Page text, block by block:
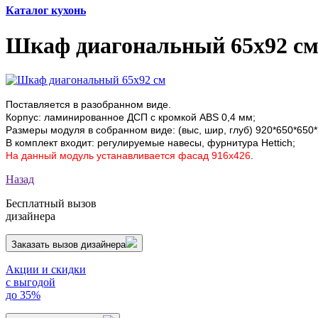
Каталог кухонь
Шкаф диагональный 65х92 см
Поставляется в разобранном виде.
Корпус: ламинированное ДСП с кромкой АВS 0,4 мм;
Размеры модуля в собранном виде: (выс, шир, глуб)
В комплект входит: регулируемые навесы, фурнитура Hettich;
На данный модуль устанавливается фасад 916х426
Назад
Бесплатный вызов
дизайнера
Заказать вызов дизайнера
Акции и скидки
с выгодой
до 35%